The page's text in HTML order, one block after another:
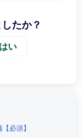
たか？
はい
必須】